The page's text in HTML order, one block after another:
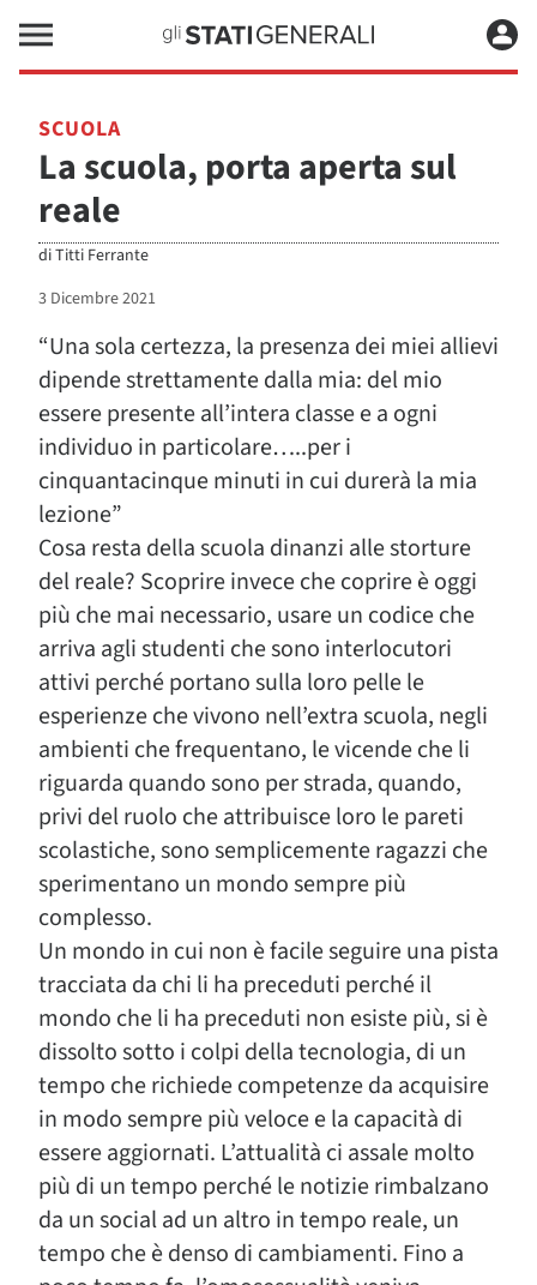
SCUOLA
La scuola, porta aperta sul
reale
diTitti Ferrante
3 Dicembre 2021
“Una sola certezza, la presenza dei miei allievi
dipende strettamente dalla mia: del mio
essere presente all’intera classe e a ogni
individuo in particolare…..per i
cinquantacinque minuti in cui durerà la mia
lezione”
Cosa resta della scuola dinanzi alle storture
del reale? Scoprire invece che coprire è oggi
più che mai necessario, usare un codice che
arriva agli studenti che sono interlocutori
attivi perché portano sulla loro pelle le
esperienze che vivono nell’extra scuola, negli
ambienti che frequentano, le vicende che li
riguarda quando sono per strada, quando,
privi del ruolo che attribuisce loro le pareti
scolastiche, sono semplicemente ragazzi che
sperimentano un mondo sempre più
complesso.
Un mondo in cui non è facile seguire una pista
tracciata da chi li ha preceduti perché il
mondo che li ha preceduti non esiste più, si è
dissolto sotto i colpi della tecnologia, di un
tempo che richiede competenze da acquisire
in modo sempre più veloce e la capacità di
essere aggiornati. L’attualità ci assale molto
più di un tempo perché le notizie rimbalzano
da un social ad un altro in tempo reale, un
tempo che è denso di cambiamenti. Fino a